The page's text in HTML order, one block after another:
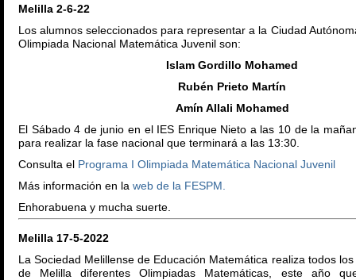
Melilla 2-6-22
Los alumnos seleccionados para representar a la Ciudad
Olimpiada Nacional Matemática Juvenil son:
Islam Gordillo Mohamed
Rubén Prieto Martín
Amín Allali Mohamed
El Sábado 4 de junio en el IES Enrique Nieto a las 10 de la
para realizar la fase nacional que terminará a las 13:30.
Consulta el Programa I Olimpiada Matemática Nacional Juvenil
Más información en la web de la FESPM.
Enhorabuena y mucha suerte.
Melilla 17-5-2022
La Sociedad Melillense de Educación Matemática realiza todos
de Melilla diferentes Olimpiadas Matemáticas, este año